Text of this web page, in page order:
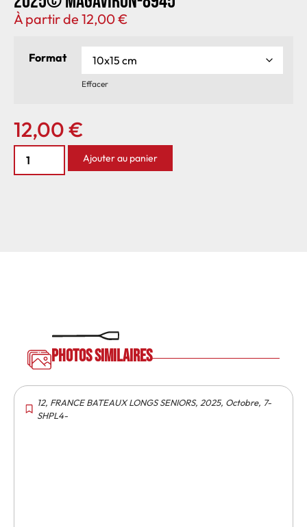
À partir de 12,00€
Format
Effacer
12,00€
Ajouter au panier
Photos similaires
12, FRANCE BATEAUX LONGS SENIORS, 2025, Octobre, 7-
SHPL4-